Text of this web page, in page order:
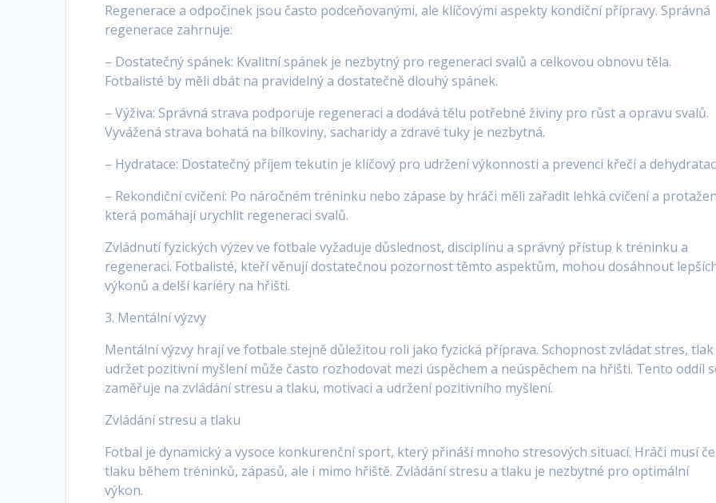
Regenerace a odpočinek jsou často podceňovanými, ale klíčovými aspekty kondiční přípravy. Správná
regenerace zahrnuje:
– Dostatečný spánek: Kvalitní spánek je nezbytný pro regeneraci svalů a celkovou obnovu těla.
Fotbalisté by měli dbát na pravidelný a dostatečně dlouhý spánek.
– Výživa: Správná strava podporuje regeneraci a dodává tělu potřebné živiny pro růst a opravu svalů.
Vyvážená strava bohatá na bílkoviny, sacharidy a zdravé tuky je nezbytná.
– Hydratace: Dostatečný příjem tekutin je klíčový pro udržení výkonnosti a prevenci křečí a
– Rekondiční cvičení: Po náročném tréninku nebo zápase by hráči měli zařadit lehká cvičení a
která pomáhají urychlit regeneraci svalů.
Zvládnutí fyzických výzev ve fotbale vyžaduje důslednost, disciplínu a správný přístup k tréninku a
regeneraci. Fotbalisté, kteří věnují dostatečnou pozornost těmto aspektům, mohou dosáhnout
výkonů a delší kariéry na hřišti.
3. Mentální výzvy
Mentální výzvy hrají ve fotbale stejně důležitou roli jako fyzická příprava. Schopnost zvládat stres, tlak
udržet pozitivní myšlení může často rozhodovat mezi úspěchem a neúspěchem na hřišti. Tento oddíl
zaměřuje na zvládání stresu a tlaku, motivaci a udržení pozitivního myšlení.
Zvládání stresu a tlaku
Fotbal je dynamický a vysoce konkurenční sport, který přináší mnoho stresových situací. Hráči musí
tlaku během tréninků, zápasů, ale i mimo hřiště. Zvládání stresu a tlaku je nezbytné pro optimální
výkon.